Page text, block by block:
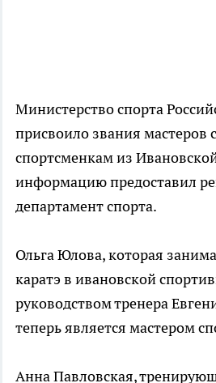
Министерство спорта
присвоило звания мастеров
спортсменкам из
информацию предоставил
департамент спорта.
Ольга Юлова, которая
каратэ в ивановской
руководством тренера
теперь является мастером
Анна Павловская,